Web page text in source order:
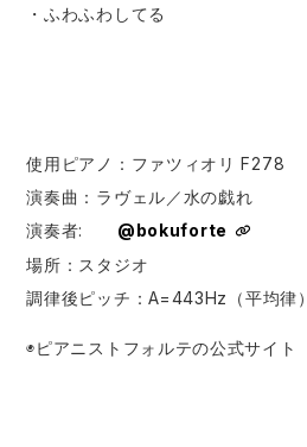
・ふわふわしてる
使用ピアノ：ファツィオリ F278
演奏曲：ラヴェル／水の戯れ
演奏者:​⁠​⁠​⁠​⁠​⁠​⁠ ​⁠​⁠ ​⁠
@bokuforte
場所：スタジオ
調律後ピッチ：A=443Hz（平均律）
◉ピアニストフォルテの公式サイト